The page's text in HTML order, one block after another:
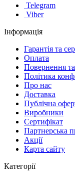
Telegram
Viber
Інформація
Гарантія та
Оплата
Повернення
Політика
Про нас
Доставка
Публічна
Виробники
Сертифікат
Партнерська
Акції
Карта сайту
Категорії